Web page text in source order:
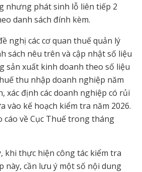
nhưng phát sinh lỗ liên tiếp 2
danh sách đính kèm.
nghị các cơ quan thuế quản lý
sách nêu trên và cập nhật số liệu
sản xuất kinh doanh theo số liệu
thu nhập doanh nghiệp năm
xác định các doanh nghiệp có rủi
vào kế hoạch kiểm tra năm 2026.
cáo về Cục Thuế trong tháng
khi thực hiện công tác kiểm tra
này, cần lưu ý một số nội dung